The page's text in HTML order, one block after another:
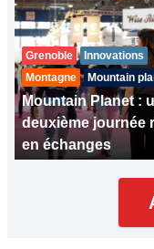
Grenoble
Innovations
Montagne
Mountain
Mountain Planet :
deuxième journée
en échanges